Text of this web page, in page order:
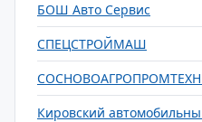
БОШ Авто Сервис
СПЕЦСТРОЙМАШ
Кировский